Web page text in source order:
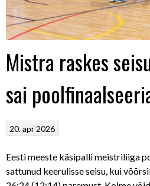
Mistra raskes
sai
20. apr 2026
Eesti meeste käsipalli meistriliiga
sattunud keerulisse seisu, kui